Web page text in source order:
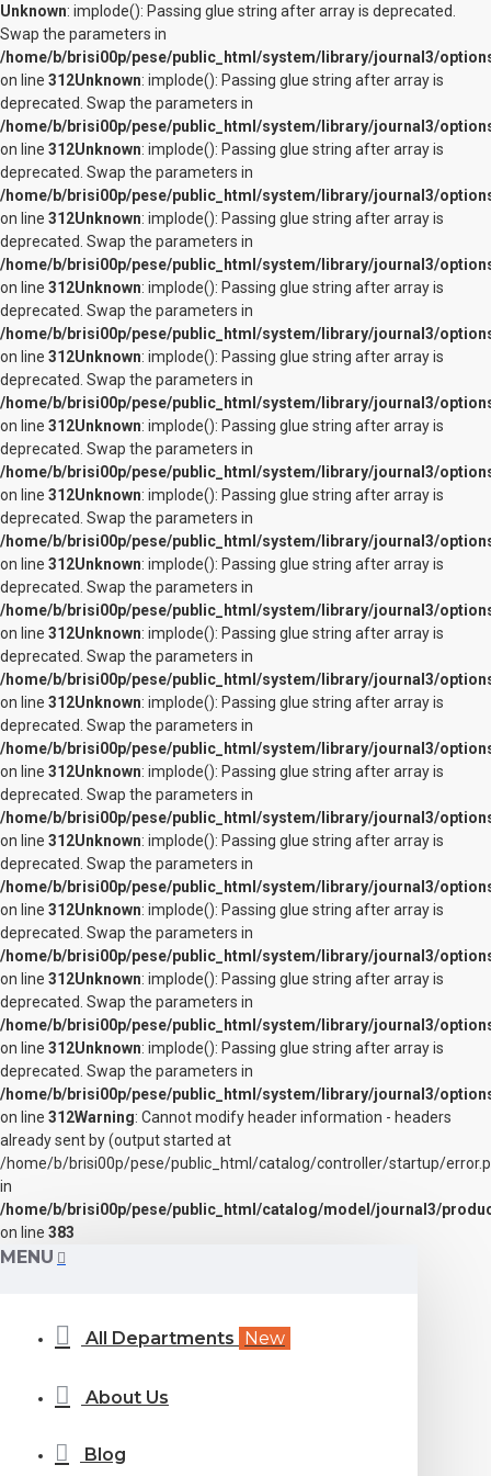
Unknown: implode(): Passing glue string after array is deprecated.
Swap the parameters in
/home/b/brisi00p/pese/public_html/system/library/journal3/
on line 312Unknown: implode(): Passing glue string after array is
deprecated. Swap the parameters in
/home/b/brisi00p/pese/public_html/system/library/journal3/
on line 312Unknown: implode(): Passing glue string after array is
deprecated. Swap the parameters in
/home/b/brisi00p/pese/public_html/system/library/journal3/
on line 312Unknown: implode(): Passing glue string after array is
deprecated. Swap the parameters in
/home/b/brisi00p/pese/public_html/system/library/journal3/
on line 312Unknown: implode(): Passing glue string after array is
deprecated. Swap the parameters in
/home/b/brisi00p/pese/public_html/system/library/journal3/
on line 312Unknown: implode(): Passing glue string after array is
deprecated. Swap the parameters in
/home/b/brisi00p/pese/public_html/system/library/journal3/
on line 312Unknown: implode(): Passing glue string after array is
deprecated. Swap the parameters in
/home/b/brisi00p/pese/public_html/system/library/journal3/
on line 312Unknown: implode(): Passing glue string after array is
deprecated. Swap the parameters in
/home/b/brisi00p/pese/public_html/system/library/journal3/
on line 312Unknown: implode(): Passing glue string after array is
deprecated. Swap the parameters in
/home/b/brisi00p/pese/public_html/system/library/journal3/
on line 312Unknown: implode(): Passing glue string after array is
deprecated. Swap the parameters in
/home/b/brisi00p/pese/public_html/system/library/journal3/
on line 312Unknown: implode(): Passing glue string after array is
deprecated. Swap the parameters in
/home/b/brisi00p/pese/public_html/system/library/journal3/
on line 312Unknown: implode(): Passing glue string after array is
deprecated. Swap the parameters in
/home/b/brisi00p/pese/public_html/system/library/journal3/
on line 312Unknown: implode(): Passing glue string after array is
deprecated. Swap the parameters in
/home/b/brisi00p/pese/public_html/system/library/journal3/
on line 312Unknown: implode(): Passing glue string after array is
deprecated. Swap the parameters in
/home/b/brisi00p/pese/public_html/system/library/journal3/
on line 312Unknown: implode(): Passing glue string after array is
deprecated. Swap the parameters in
/home/b/brisi00p/pese/public_html/system/library/journal3/
on line 312Unknown: implode(): Passing glue string after array is
deprecated. Swap the parameters in
/home/b/brisi00p/pese/public_html/system/library/journal3/
on line 312Warning: Cannot modify header information - headers
already sent by (output started at
/home/b/brisi00p/pese/public_html/catalog/controller/startup/
in
/home/b/brisi00p/pese/public_html/catalog/model/journal3/
on line 383
MENU
All Departments New
About Us
Blog